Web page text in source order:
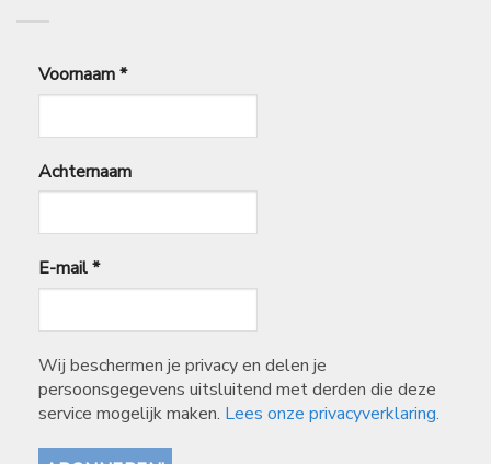
Voornaam*
Achternaam
E-mail*
Wij beschermen je privacy en delen je
persoonsgegevens uitsluitend met derden die deze
service mogelijk maken. Lees onze privacyverklaring.